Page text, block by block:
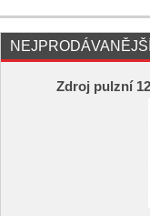
Zdroj pulzní